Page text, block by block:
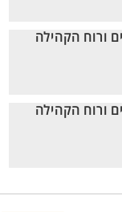
ורוח הקהילה
ורוח הקהילה